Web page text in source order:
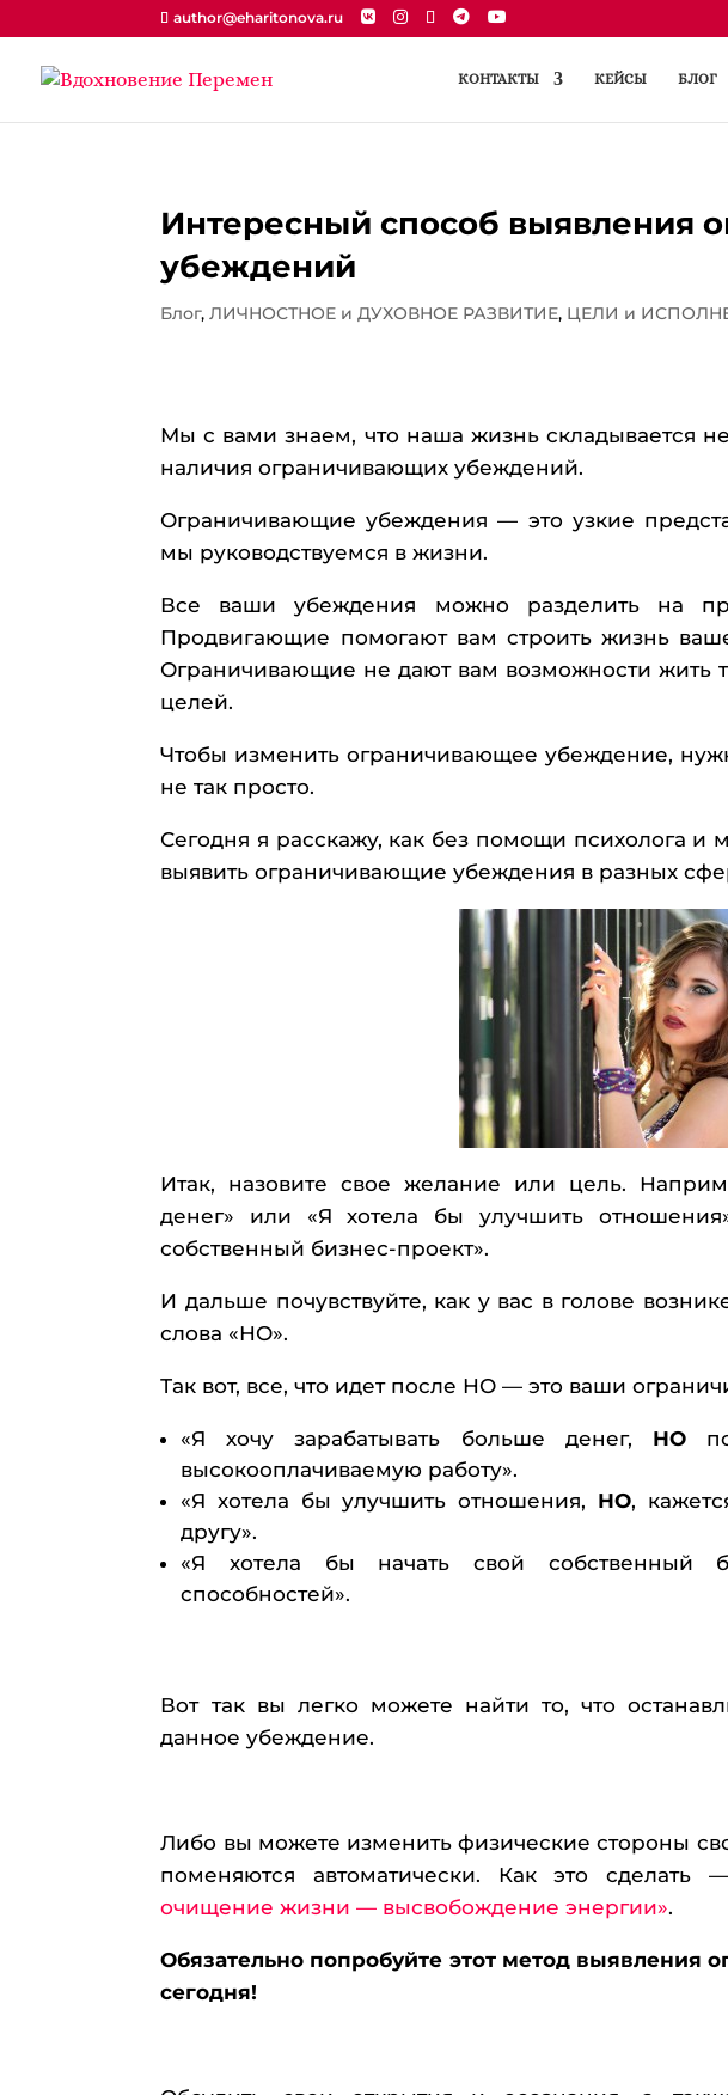
author@eharitonova.ru
КОНТАКТЫ КЕЙСЫ БЛОГ
Интересный способ выявления
убеждений
Блог,ЛИЧНОСТНОЕ и ДУХОВНОЕ РАЗВИТИЕ, ЦЕЛИ и
Мы с вами знаем, что наша жизнь складывается
наличия ограничивающих убеждений.
Ограничивающие убеждения — это узкие
мы руководствуемся в жизни.
Все ваши убеждения можно разделить на
Продвигающие помогают вам строить жизнь
Ограничивающие не дают вам возможности жить
целей.
Чтобы изменить ограничивающее убеждение,
не так просто.
Сегодня я расскажу, как без помощи психолога и
выявить ограничивающие убеждения в разных
Итак, назовите свое желание или цель.
денег» или «Я хотела бы улучшить
собственный бизнес-проект».
И дальше почувствуйте, как у вас в голове
слова «НО».
Так вот, все, что идет после НО — это ваши
«Я хочу зарабатывать больше денег, НО
высокооплачиваемую работу».
«Я хотела бы улучшить отношения, НО,
другу».
«Я хотела бы начать свой собственный
способностей».
Вот так вы легко можете найти то, что
данное убеждение.
Либо вы можете изменить физические стороны
поменяются автоматически. Как это
очищение жизни — высвобождение энергии».
Обязательно попробуйте этот метод
сегодня!